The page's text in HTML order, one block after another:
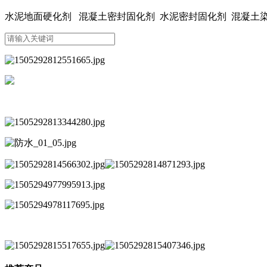
水泥地面硬化剂 混凝土密封固化剂 水泥密封固化剂 混凝